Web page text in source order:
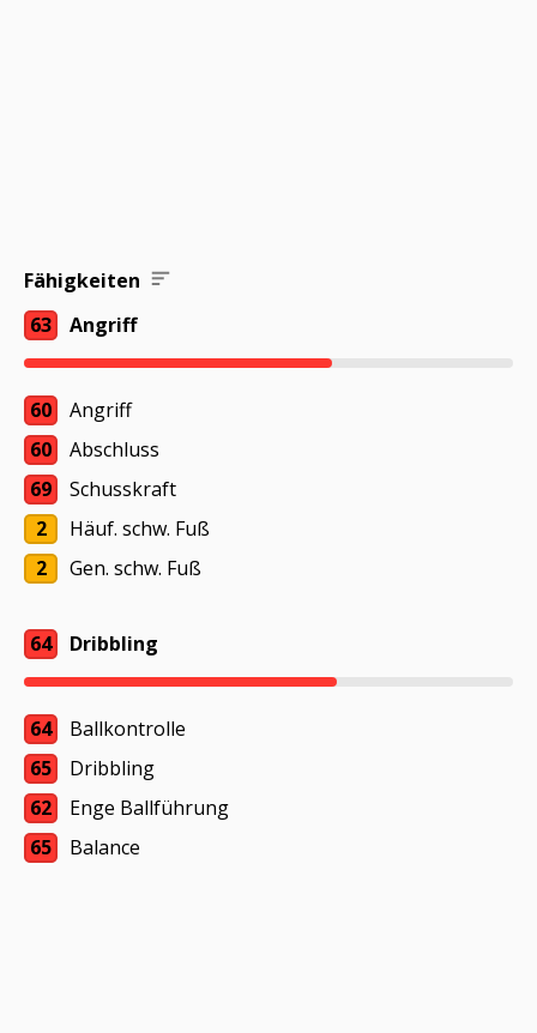
Fähigkeiten
63
Angriff
60
Angriff
60
Abschluss
69
Schusskraft
2
Häuf. schw. Fuß
2
Gen. schw. Fuß
64 Dribbling
64
Ballkontrolle
65
Dribbling
62
Enge Ballführung
65
Balance